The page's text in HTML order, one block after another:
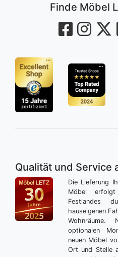
Finde Möbel
Qualität und Service
Die Lieferung
Möbel
Festlandes
hauseigenen
optionalen
neuen Möbel
Ort und Stelle